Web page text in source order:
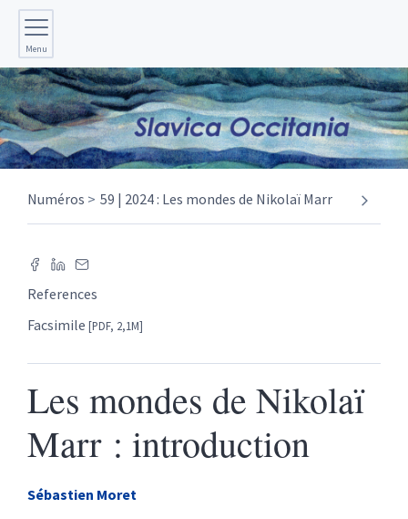
Menu
Numéros 59 | 2024 : Les mondes de Nikolaï Marr
References
Facsimile [PDF, 2,1M]
Les mondes de Nikolaï
Marr : introduction
Sébastien Moret